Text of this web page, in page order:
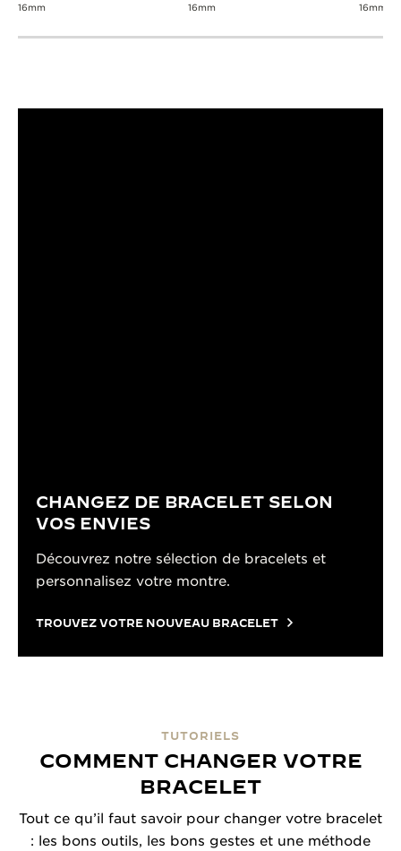
16mm
16mm
16mm
CHANGEZ DE BRACELET SELON
VOS ENVIES
Découvrez notre sélection de bracelets et
personnalisez votre montre.
TROUVEZ VOTRE NOUVEAU BRACELET
TUTORIELS
COMMENT CHANGER VOTRE
BRACELET
Tout ce qu’il faut savoir pour changer votre bracelet
: les bons outils, les bons gestes et une méthode